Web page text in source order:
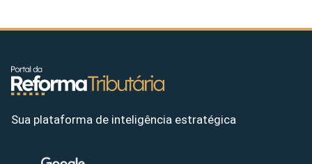
Sua plataforma de inteligência estratégica